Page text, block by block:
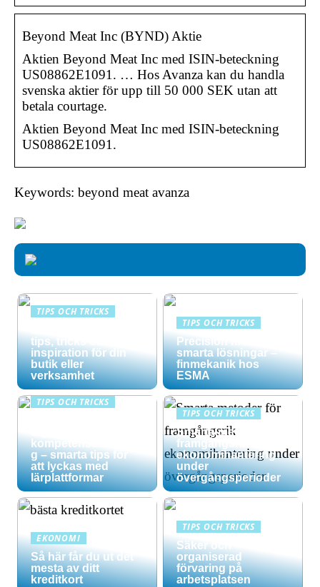
Beyond Meat Inc (BYND) Aktie
Aktien Beyond Meat Inc med ISIN-beteckning
US08862E1091. … Hos Avanza kan du handla
svenska aktier för upp till 50 000 SEK utan att
betala courtage.
Aktien Beyond Meat Inc med ISIN-beteckning
US08862E1091.
Keywords: beyond meat avanza
TIPS OCH TRICKS
tips, tricks och
inspiration för din
butik eller
verksamhet
TIPS OCH TRICKS
Precision möter
smarta lösningar –
finmekanik hos
ESMA
TIPS OCH TRICKS
kompetensutvecklin
g – smarta tips för
att lyckas med
lärplattformar
TIPS OCH TRICKS
Smarta metoder för
framgångsrik
ekonomihantering
under
övergångsperioder
EKONOMI
Så här får du ut det
mesta av ditt
kreditkort
TIPS OCH TRICKS
Säker och
organiserad
förvaring på
arbetsplatsen